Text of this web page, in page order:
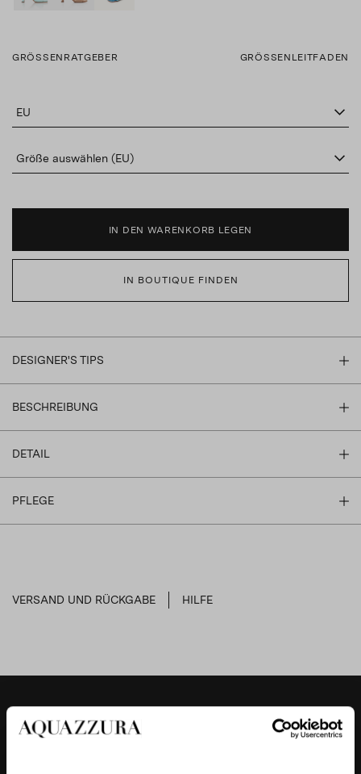
GRÖSSENRATGEBER GRÖSSENLEITFADEN
EU
Größe auswählen (EU)
IN DEN WARENKORB LEGEN
IN BOUTIQUE FINDEN
DESIGNER'S TIPS
BESCHREIBUNG
DETAIL
PFLEGE
VERSAND UND RÜCKGABE HILFE
DESIGNER'S TIPS